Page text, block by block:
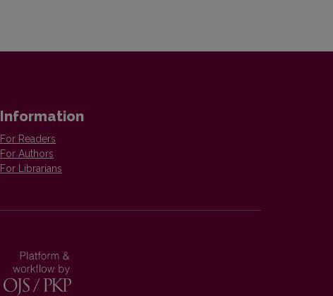
Information
For Readers
For Authors
For Librarians